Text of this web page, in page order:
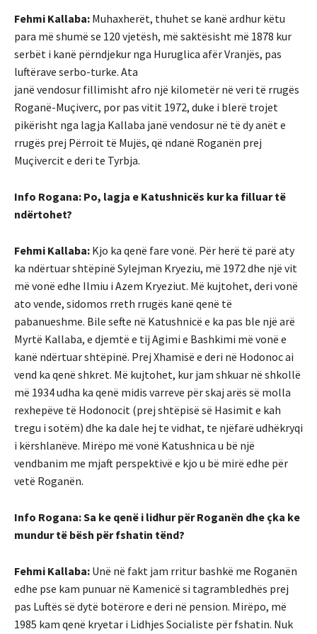
Fehmi Kallaba: Muhaxherët, thuhet se kanë ardhur këtu
para më shumë se 120 vjetësh, më saktësisht më 1878 kur
serbët i kanë përndjekur nga Huruglica afër Vranjës, pas
luftërave serbo-turke. Ata
janë vendosur fillimisht afro një kilometër në veri të rrugës
Roganë-Muçiverc, por pas vitit 1972, duke i blerë trojet
pikërisht nga lagja Kallaba janë vendosur në të dy anët e
rrugës prej Përroit të Mujës, që ndanë Roganën prej
Muçivercit e deri te Tyrbja.
Info Rogana: Po, lagja e Katushnicës kur ka filluar të
ndërtohet?
Fehmi Kallaba: Kjo ka qenë fare vonë. Për herë të parë aty
ka ndërtuar shtëpinë Sylejman Kryeziu, më 1972 dhe një vit
më vonë edhe Ilmiu i Azem Kryeziut. Më kujtohet, deri vonë
ato vende, sidomos rreth rrugës kanë qenë të
pabanueshme. Bile sefte në Katushnicë e ka pas ble një arë
Myrtë Kallaba, e djemtë e tij Agimi e Bashkimi më vonë e
kanë ndërtuar shtëpinë. Prej Xhamisë e deri në Hodonoc ai
vend ka qenë shkret. Më kujtohet, kur jam shkuar në shkollë
më 1934 udha ka qenë midis varreve për skaj arës së molla
rexhepëve të Hodonocit (prej shtëpisë së Hasimit e kah
tregu i sotëm) dhe ka dale hej te vidhat, te njëfarë udhëkryqi
i kërshlanëve. Mirëpo më vonë Katushnica u bë një
vendbanim me mjaft perspektivë e kjo u bë mirë edhe për
vetë Roganën.
Info Rogana: Sa ke qenë i lidhur për Roganën dhe çka ke
mundur të bësh për fshatin tënd?
Fehmi Kallaba: Unë në fakt jam rritur bashkë me Roganën
edhe pse kam punuar në Kamenicë si tagrambledhës prej
pas Luftës së dytë botërore e deri në pension. Mirëpo, më
1985 kam qenë kryetar i Lidhjes Socialiste për fshatin. Nuk